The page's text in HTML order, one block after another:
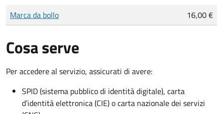
Tipo di pagamento
Importo
Marca da bollo 16,00 €
Cosa serve
Per accedere al servizio, assicurati di avere:
SPID (sistema pubblico di identità digitale), carta
d’identità elettronica (CIE) o carta nazionale dei servizi